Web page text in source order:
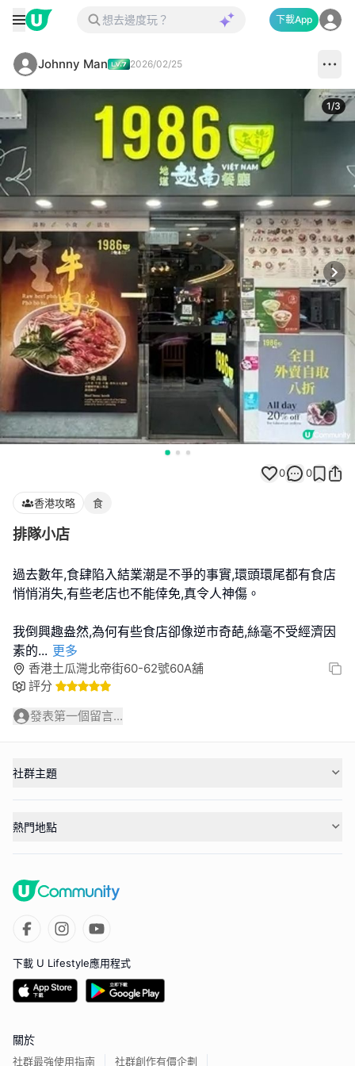
下載App
Johnny Man 2026/02/25
1/3
0 0
香港攻略 食
排隊小店
過去數年,食肆陷入結業潮是不爭的事實,環頭環尾都有食店
悄悄消失,有些老店也不能倖免,真令人神傷。
我倒興趣盎然,為何有些食店卻像逆市奇葩,絲毫不受經濟因
素的... 更多
香港土瓜灣北帝街60-62號60A舖
評分
發表第一個留言...
社群主題
熱門地點
下載 U Lifestyle應用程式
關於
社群最強使用指南 社群創作有價企劃